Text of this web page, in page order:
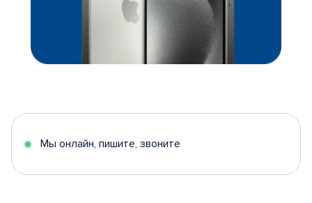
Мы онлайн, пишите, звоните